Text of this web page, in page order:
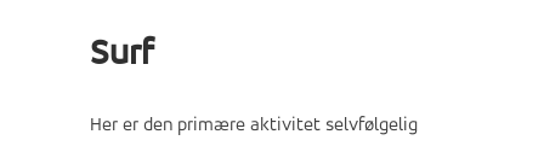
Surf
Her er den primære aktivitet selvfølgelig